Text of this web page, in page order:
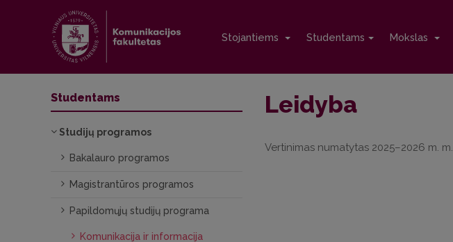
Stojantiems Studentams Mokslas
Leidyba
Vertinimas numatytas 2025–2026 m. m.
Studentams
Studijų programos
Bakalauro programos
Magistrantūros programos
Papildomųjų studijų programa
Komunikacija ir informacija